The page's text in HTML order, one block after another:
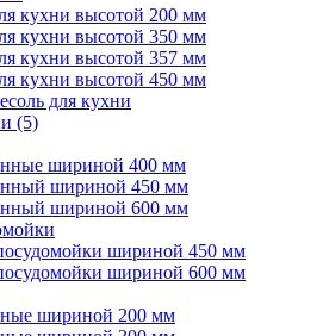
кухни высотой 200 мм
кухни высотой 350 мм
кухни высотой 357 мм
кухни высотой 450 мм
для кухни
(5)
шириной 400 мм
шириной 450 мм
шириной 600 мм
шириной 450 мм
шириной 600 мм
шириной 200 мм